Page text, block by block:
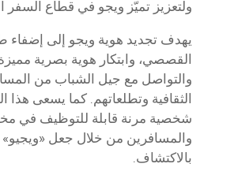
ولتعزيز تميّز ويجو في قطاع السفر
يهدف تجديد هوية ويجو إلى إضفاء
القصصي، وابتكار هوية بصرية
والتواصل مع جيل الشباب من
الثقافية وتطلعاتهم. كما يسعى
شخصية مرنة قابلة للتوظيف في
والمسافرين من خلال جعل
بالاكتشاف.